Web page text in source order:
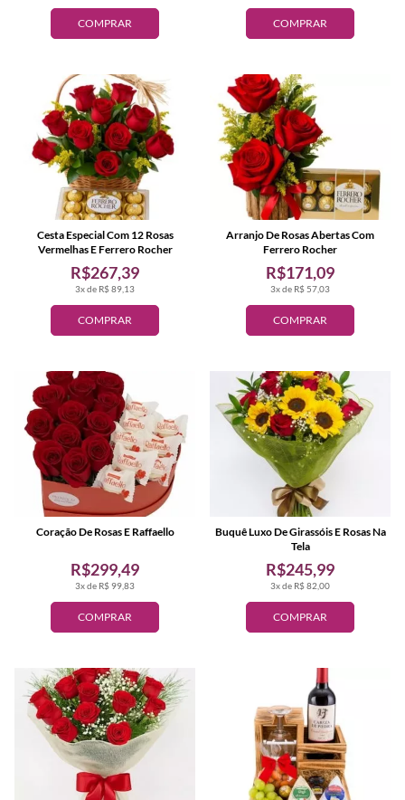
COMPRAR COMPRAR
COMPRAR
3x de R$ 89,13
R$267,39
Cesta Especial Com 12 Rosas
Vermelhas E Ferrero Rocher
COMPRAR
3x de R$ 57,03
R$171,09
Arranjo De Rosas Abertas Com
Ferrero Rocher
COMPRAR
3x de R$ 99,83
R$299,49
Coração De Rosas E Raffaello
COMPRAR
3x de R$ 82,00
R$245,99
Buquê Luxo De Girassóis E Rosas Na
Tela